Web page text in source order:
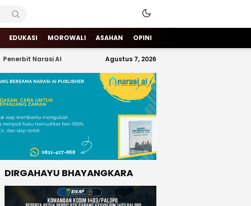
EDUKASI MOROWALI ASAHAN OPINI
Penerbit Narasi AI Agustus 7, 2026
DIRGAHAYU BHAYANGKARA